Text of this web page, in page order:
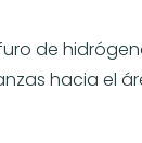
de
hacia el